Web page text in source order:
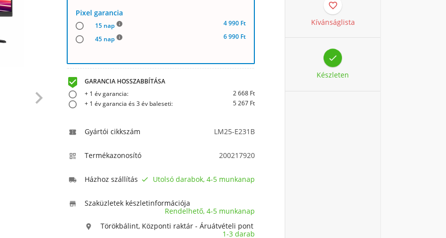

Pixel garancia
15 nap info
4 990 Ft
45 nap info 6 990 Ft

GARANCIA HOSSZABBÍTÁSA
+ 1 év garancia:
2 668 Ft
+ 1 év garancia és 3 év baleseti:
5 267 Ft
 Gyártói cikkszám LM25-E231B
 Termékazonosító 200217920
 Házhoz szállítás Utolsó darabok, 4-5 munkanap


Szaküzletek készletinformációja
Rendelhető, 4-5 munkanap

Törökbálint, Központi raktár - Áruátvételi pont
1-3 darab

Kívánságlista

Készleten